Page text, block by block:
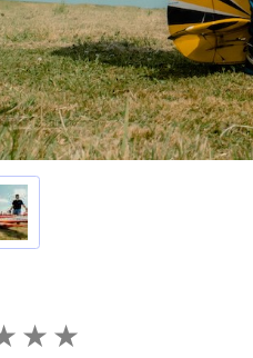
★ ★